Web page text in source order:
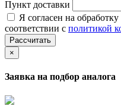
Пункт доставки
Я согласен на
соответствии с политикой
Рассчитать
×
Заявка на подбор аналога